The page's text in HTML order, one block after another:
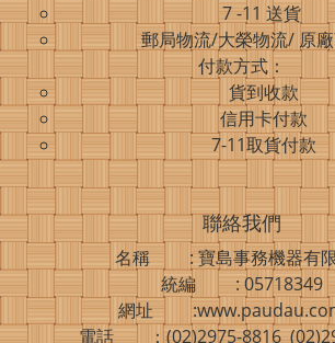
7 -11 送貨
郵局物流/大榮物流/ 原
付款方式：
貨到收款
信用卡付款
7-11取貨付款
聯絡我們
名稱 : 寶島事務機器有
統編 : 05718349
網址
電話 ：(02)2975-8816